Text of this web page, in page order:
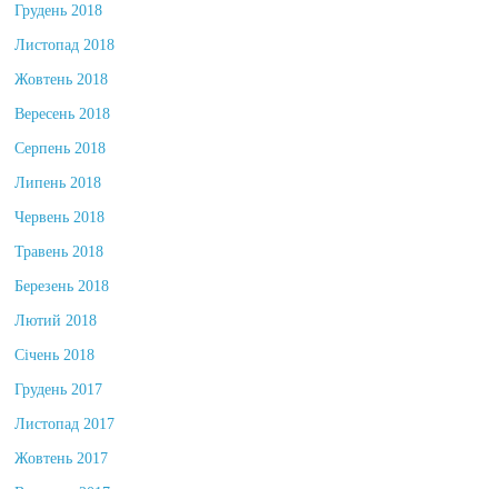
Грудень 2018
Листопад 2018
Жовтень 2018
Вересень 2018
Серпень 2018
Липень 2018
Червень 2018
Травень 2018
Березень 2018
Лютий 2018
Січень 2018
Грудень 2017
Листопад 2017
Жовтень 2017